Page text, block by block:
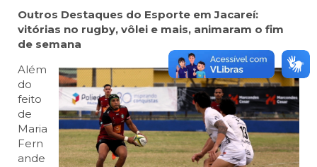
Outros Destaques do Esporte em Jacareí:
vitórias no rugby, vôlei e mais, animaram o fim
de semana
Além
do
feito
de
Maria
Fern
ande